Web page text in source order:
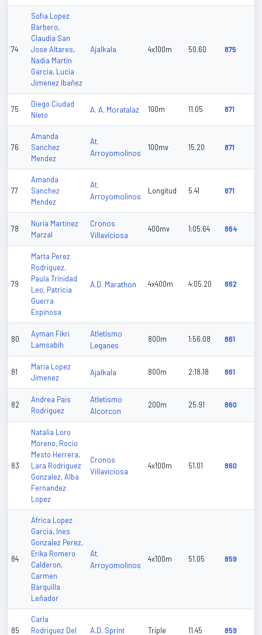
74
Sofia Lopez
Barbero,
Claudia San
Jose Altares,
Nadia Martin
Garcia, Lucia
Jimenez Ibañez
Ajalkala 4x100m 50.60 875
75
Diego Ciudad
Nieto
A. A. Moratalaz 100m 11.05 871
76
Amanda
Sanchez
Mendez
At.
Arroyomolinos
100mv 15.20 871
77
Amanda
Sanchez
Mendez
At.
Arroyomolinos
Longitud 5.41 871
78
Nuria Martinez
Marzal
Cronos
Villaviciosa
400mv 1:05.64 864
79
Marta Perez
Rodriguez,
Paula Trinidad
Leo, Patricia
Guerra
Espinosa
A.D. Marathon 4x400m 4:05.20 862
80
Ayman Fikri
Lamsabih
Atletismo
Leganes
800m 1:56.08 861
81
Maria Lopez
Jimenez
Ajalkala 800m 2:18.18 861
82
Andrea Pais
Rodriguez
Atletismo
Alcorcon
200m 25.91 860
83
Natalia Loro
Moreno, Rocio
Mesto Herrera,
Lara Rodriguez
Gonzalez, Alba
Fernandez
Lopez
Cronos
Villaviciosa
4x100m 51.01 860
84
Africa Lopez
Garcia, Ines
Gonzalez Perez,
Erika Romero
Calderon,
Carmen
Barquilla
Leñador
At.
Arroyomolinos
4x100m 51.05 859
85
Carla
Rodriguez Del
A.D. Sprint Triple 11.45 859